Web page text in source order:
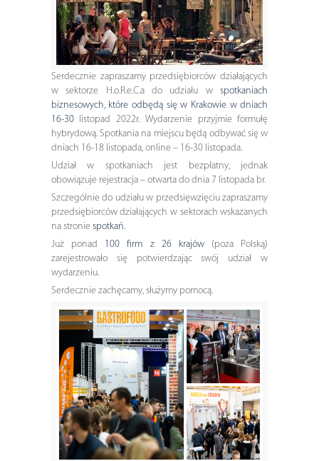
Serdecznie zapraszamy przedsiębiorców działających
w sektorze H.o.R.e.C.a do udziału wspotkaniach
biznesowych, które odbędą się w Krakowie w dniach
16-30listopad 2022r. Wydarzenie przyjmie formułę
hybrydową. Spotkania na miejscu będą odbywać się w
dniach 16-18 listopada, online – 16-30 listopada.
Udział w spotkaniach jest bezpłatny, jednak
obowiązuje rejestracja – otwarta do dnia 7 listopada br.
Szczególnie do udziału w przedsięwzięciu zapraszamy
przedsiębiorców działających w sektorach wskazanych
na stronie spotkań.
Już ponad 100 firm z 26 krajów(poza Polską)
zarejestrowało się potwierdzając swój udział w
wydarzeniu.
Serdecznie zachęcamy, służymy pomocą.